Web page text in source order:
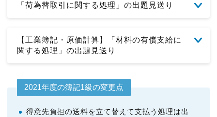
「荷為替取引に関する処理」の出題見送り
【工業簿記・原価計算】「材料の有償支給に
関する処理」の出題見送り
2021年度の簿記1級の変更点
得意先負担の送料を立て替えて支払う処理は出